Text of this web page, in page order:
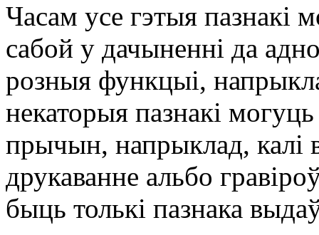
Часам усе гэтыя пазнакі
сабой у дачыненні да
розныя функцыі,
некаторыя пазнакі
прычын, напрыклад, калі
друкаванне альбо
быць толькі пазнака